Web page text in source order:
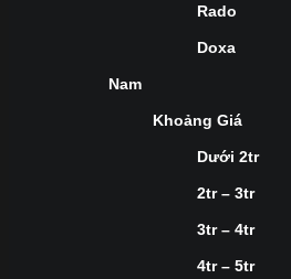
Rado
Doxa
Nam
Khoảng Giá
Dưới 2tr
2tr – 3tr
3tr – 4tr
4tr – 5tr